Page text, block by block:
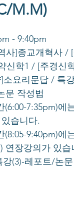
M.M)
- 9:40pm
사]종교개혁사
신학1 / [주경신
요리문답 / 특
문 작성법
7:35pm)에
습니다.
9:40pm)에
연장강의가 있습
(3)-레포트/논